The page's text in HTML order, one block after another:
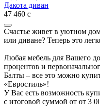
Дакота диван
47 460 с
Счастье живет в уютном
или диване? Теперь это
Любая мебель для Вашего
процентов и
Балты – все это можно
«Евростиль»!
У Вас есть возможность
с итоговой суммой от от 3